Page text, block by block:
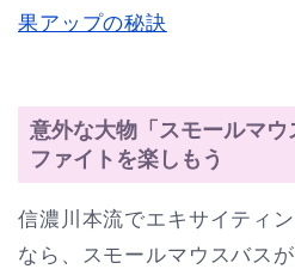
果アップの秘訣
意外な大物「スモールマ
ファイトを楽しもう
信濃川本流でエキサイティ
なら、スモールマウスバス